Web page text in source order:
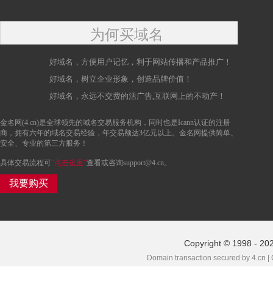
为何买域名
好域名，方便用户记忆，利于网站传播和产品推广！
好域名，树立企业形象，创造品牌价值！
好域名，永远不交费的活广告,互联网上的不动产！
金名网(4.cn)是全球领先的域名交易服务机构，同时也是Icann认证的注册
商，拥有六年的域名交易经验，年交易额达3亿元以上。金名网提供简单、
安全、专业的第三方服务！
具体交易流程可“点击这里”查看或咨询support@4.cn。
我要购买
Copyright © 1998 -
Domain transaction secured by 4.cn